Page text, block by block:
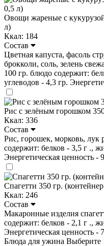
Овощи жареные с
л)
Ккал: 184
Состав
Цветная капуста, фасоль
брокколи, соль, зелень
100 гр. блюдо содержит:
углеводов - 4,3 гр.
Рис с зелёным горошком
Ккал: 336
Состав
Рис, горошек, морковь,
содержит: белков - 3,5 г .,
Энергетическая ценность -
Спагетти 350 гр.
Ккал: 246
Состав
Макаронные изделия
содержит: белков - 2,1 г .,
Энергетическая ценность -
Блюда для ужина Выберите